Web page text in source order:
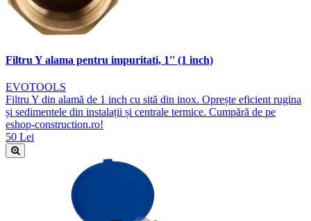
Filtru Y alama pentru impuritati, 1'' (1 inch)
EVOTOOLS
Filtru Y din alamă de 1 inch cu sită din inox. Oprește eficient rugina
și sedimentele din instalații și centrale termice. Cumpără de pe
eshop-construction.ro!
50 Lei